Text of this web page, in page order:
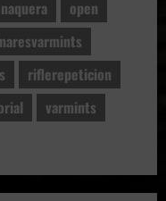
naquera
open
riflerepeticion
varmints